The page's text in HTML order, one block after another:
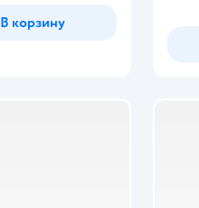
В корзину